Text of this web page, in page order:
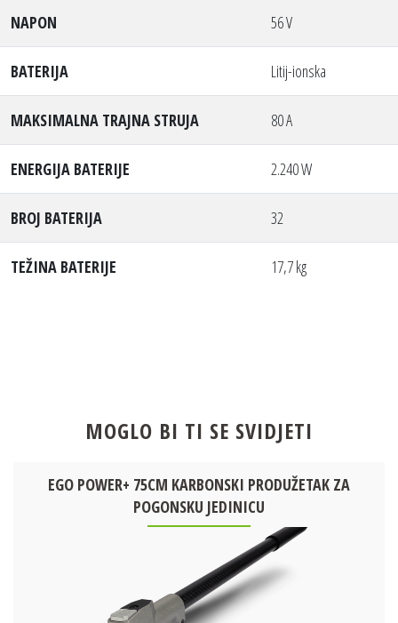
NAPON 56 V
BATERIJA Litij-ionska
MAKSIMALNA TRAJNA STRUJA 80 A
ENERGIJA BATERIJE 2.240 W
BROJ BATERIJA 32
TEŽINA BATERIJE 17,7 kg
MOGLO BI TI SE SVIDJETI
EGO POWER+ 75CM KARBONSKI PRODUŽETAK ZA
POGONSKU JEDINICU